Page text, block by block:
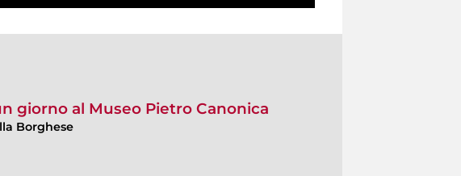
giorno al Museo Pietro Canonica
Borghese